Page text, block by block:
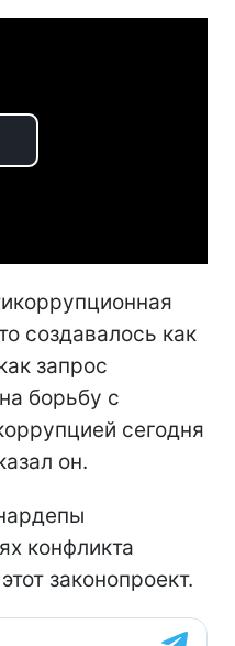
создавалось как
запрос
борьбу с
сегодня
он.
конфликта
законопроект.